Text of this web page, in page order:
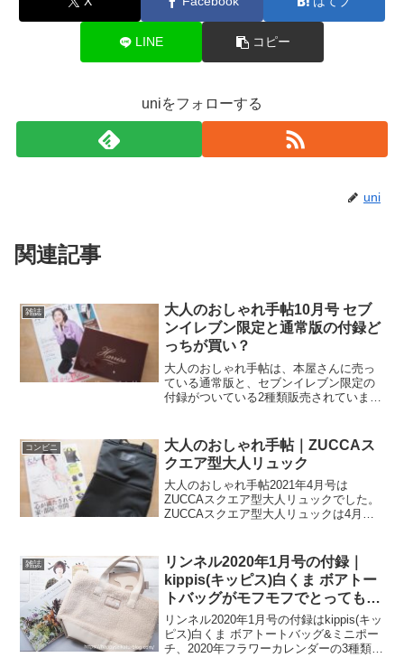
LINE コピー
uniをフォローする
uni
関連記事
雑誌
大人のおしゃれ手帖10月号 セブ
ンイレブン限定と通常版の付録ど
っちが買い？
大人のおしゃれ手帖は、本屋さんに売っ
ている通常版と、セブンイレブン限定の
付録がついている2種類販売されていま
の通常版を購入しました。
コンビニ
大人のおしゃれ手帖｜ZUCCAス
クエア型大人リュック
大人のおしゃれ手帖2021年4月号は
ZUCCAスクエア型大人リュックでした。
ZUCCAスクエア型大人リュックは4月号
め、あえてご紹介させていただくことに
しました。大人のおしゃれ手帖の付録
ZUCCAスクエア型大人リュックを購入し
た目的は、PCをもって出かけることが多
いので、便利そうだと思い購入しまし
た。付録でたった1280円(税込)でパソコ
ンバッグを購入できるなんてお得！とい
う理由です
雑誌
リンネル2020年1月号の付録｜
kippis(キッピス)白くま ボアトー
トバッグがモフモフでとっても可
愛い！
リンネル2020年1月号の付録はkippis(キッ
ピス)白くま ボアトートバッグ&ミニポー
チ、2020年フラワーカレンダーの3種類。